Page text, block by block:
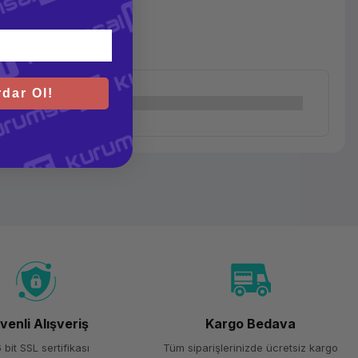
Alışveriş
bit SSL sertifikası
Kargo Bedava
Tüm siparişlerinizde ücretsiz kargo
Ol!